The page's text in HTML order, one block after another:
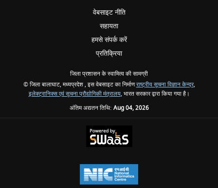
वेबसाइट नीति
सहायता
हमसे संपर्क करें
प्रतिक्रिया
जिला प्रशासन के स्वामित्व की सामग्री
© जिला बालाघाट, मध्यप्रदेश , इस वेबसाइट का निर्माणराष्ट्रीय सूचना विज्ञान केन्द्र,
इलेक्ट्रानिक्स एवं सूचना प्रौद्योगिकी मंत्रालय, भारत सरकार द्वारा किया गया है।
अंतिम अद्यतन तिथि: Aug 04, 2026